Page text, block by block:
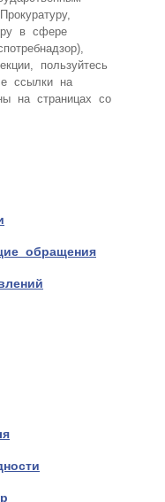
в сфере
пользуйтесь
ссылки на
на страницах со
обращения